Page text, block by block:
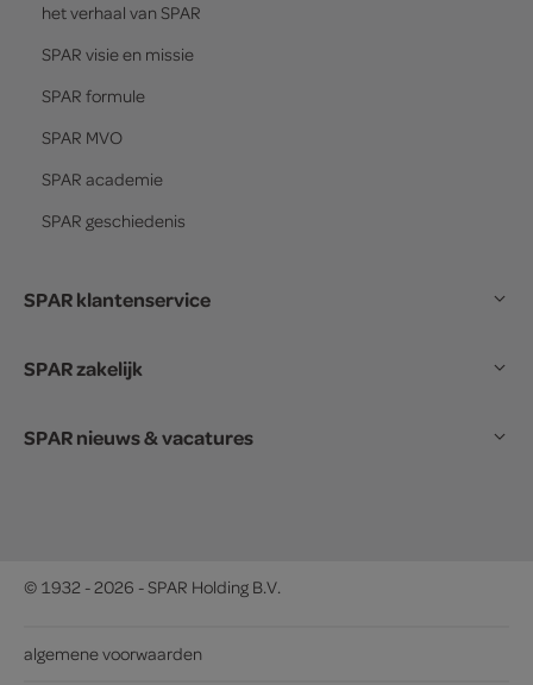
het verhaal van SPAR
SPAR visie en missie
SPAR formule
SPAR MVO
SPAR academie
SPAR geschiedenis
SPAR klantenservice
SPAR zakelijk
SPAR nieuws & vacatures
© 1932 - 2026 - SPAR Holding B.V.
algemene voorwaarden